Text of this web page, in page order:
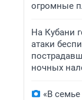
огромные
На Кубани
атаки
ночных
«В семье